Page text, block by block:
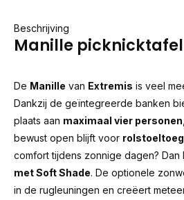
Beschrijving
Manille
De Manille van Extremis is veel
Dankzij de geïntegreerde banken
plaats aan maximaal vier personen
bewust open blijft voor
comfort tijdens zonnige dagen?
met Soft Shade. De optionele
in de rugleuningen en creëert